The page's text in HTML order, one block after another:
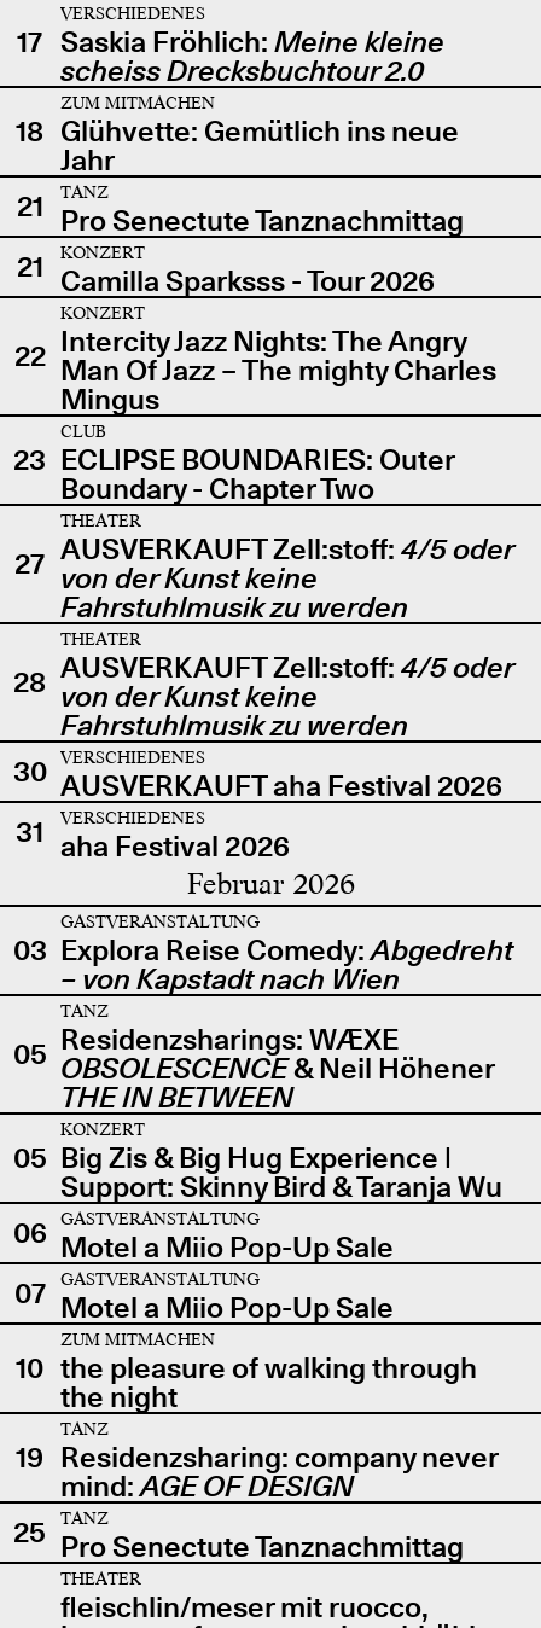
17
VERSCHIEDENES
Saskia Fröhlich: Meine kleine
scheiss Drecksbuchtour 2.0
18
ZUM MITMACHEN
Glühvette: Gemütlich ins neue
Jahr
21
TANZ
Pro Senectute Tanznachmittag
21
KONZERT
Camilla Sparksss - Tour 2026
22
KONZERT
Intercity Jazz Nights: The Angry
Man Of Jazz – The mighty Charles
Mingus
23
CLUB
ECLIPSE BOUNDARIES: Outer
Boundary - Chapter Two
27
THEATER
AUSVERKAUFT Zell:stoff: 4/5 oder
von der Kunst keine
Fahrstuhlmusik zu werden
28
THEATER
AUSVERKAUFT Zell:stoff: 4/5 oder
von der Kunst keine
Fahrstuhlmusik zu werden
30
VERSCHIEDENES
AUSVERKAUFT aha Festival 2026
31
VERSCHIEDENES
aha Festival 2026
Februar 2026
03
GASTVERANSTALTUNG
Explora Reise Comedy:Abgedreht
– von Kapstadt nach Wien
05
TANZ
Residenzsharings: WÆXE
OBSOLESCENCE& Neil Höhener
THE IN BETWEEN
05
KONZERT
Big Zis & Big Hug Experience |
Support: Skinny Bird & Taranja Wu
06
GASTVERANSTALTUNG
Motel a Miio Pop-Up Sale
07
GASTVERANSTALTUNG
Motel a Miio Pop-Up Sale
10
ZUM MITMACHEN
the pleasure of walking through
the night
19
TANZ
Residenzsharing: company never
mind:AGE OF DESIGN
25
TANZ
Pro Senectute Tanznachmittag
THEATER
fleischlin/meser mit ruocco,